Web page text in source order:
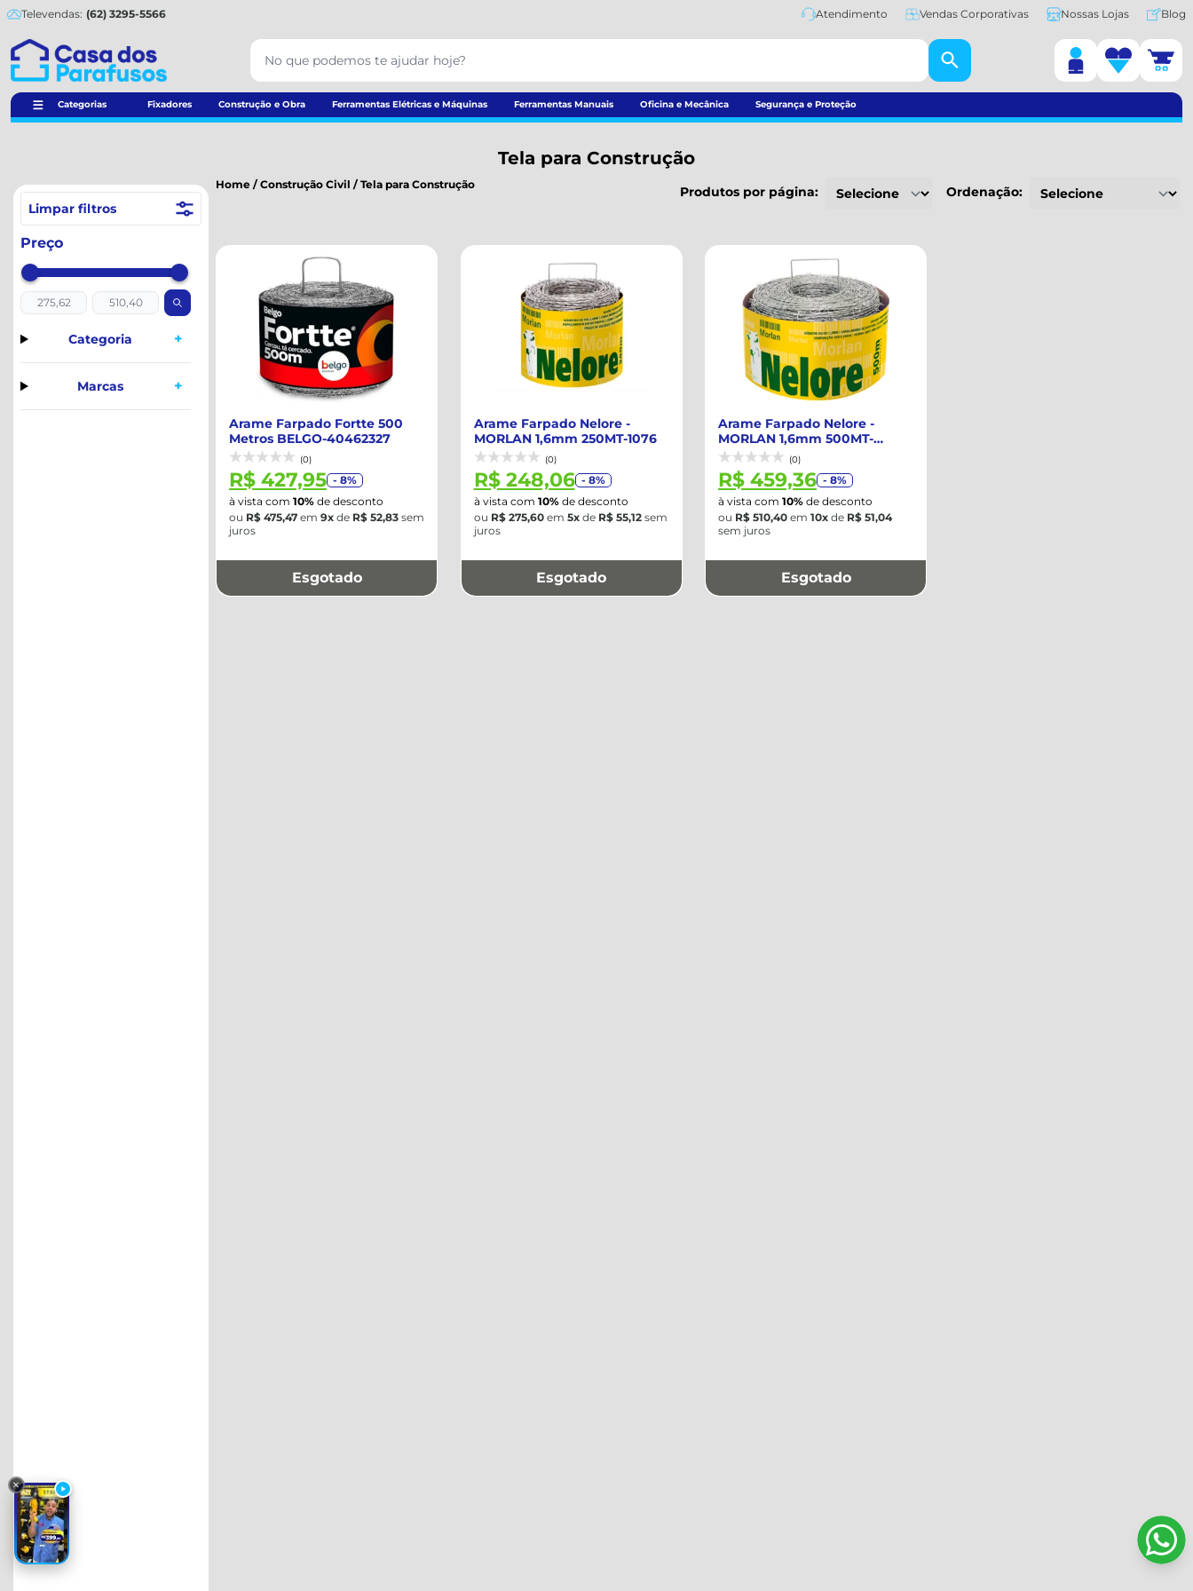
Televendas: (62) 3295-5566 Atendimento Vendas Corporativas Nossas Lojas Blog
Categorias Fixadores Construção e Obra Ferramentas Elétricas e Máquinas Ferramentas Manuais Oficina e Mecânica Segurança e Proteção
Tela para Construção
Limpar filtros
Preço
Categoria +
Marcas +
Home / Construção Civil / Tela para Construção Produtos por página: Ordenação:
Arame Farpado Fortte 500
Metros BELGO-40462327
(0)
R$ 427,95 - 8%
à vista com 10% de desconto
ou R$ 475,47 em 9x de R$ 52,83 sem
juros
Esgotado
Arame Farpado Nelore -
MORLAN 1,6mm 250MT-1076
(0)
R$ 248,06 - 8%
à vista com 10%de desconto
ou R$ 275,60em 5xde R$ 55,12sem
juros
Esgotado
Arame Farpado Nelore -
MORLAN 1,6mm 500MT-
437621
(0)
R$ 459,36 - 8%
à vista com 10% de desconto
ou R$ 510,40 em 10x de R$ 51,04
sem juros
Esgotado